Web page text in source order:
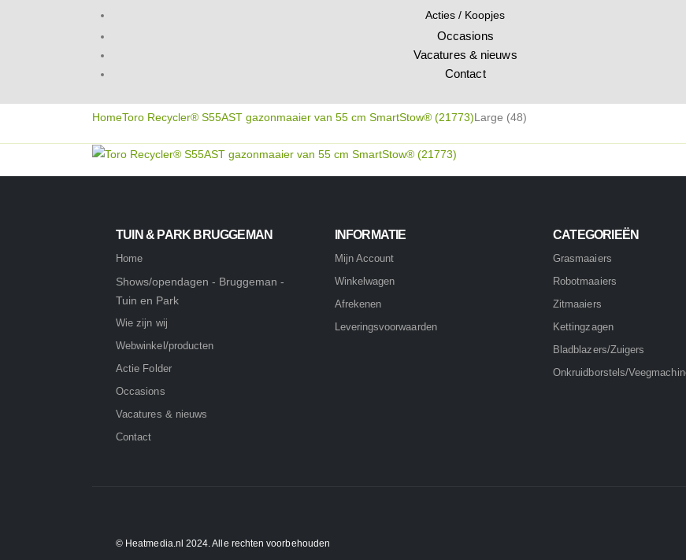
Acties / Koopjes
Occasions
Vacatures & nieuws
Contact
HomeToro Recycler® S55AST gazonmaaier van 55 cm SmartStow® (21773)Large (48)
TUIN & PARK BRUGGEMAN
Home
Shows/opendagen - Bruggeman -
Tuin en Park
Wie zijn wij
Webwinkel/producten
Actie Folder
Occasions
Vacatures & nieuws
Contact
INFORMATIE
Mijn Account
Winkelwagen
Afrekenen
Leveringsvoorwaarden
CATEGORIEËN
Grasmaaiers
Robotmaaiers
Zitmaaiers
Kettingzagen
Bladblazers/Zuigers
Onkruidborstels/
© Heatmedia.nl 2024. Alle rechten voorbehouden